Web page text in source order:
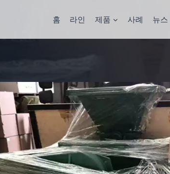
홈 라인 제품 사례 뉴스